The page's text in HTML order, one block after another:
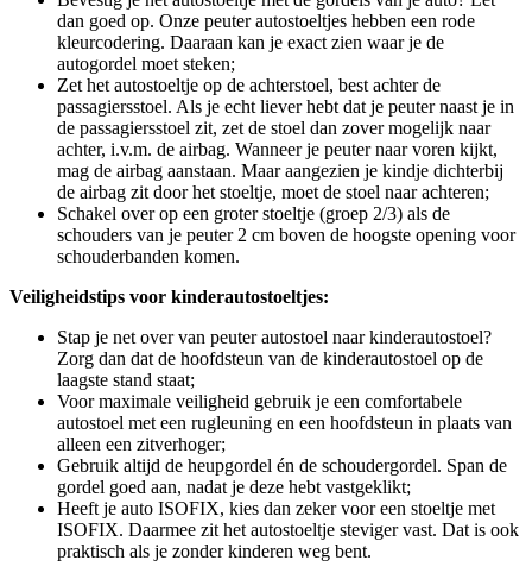
dan goed op. Onze peuter autostoeltjes hebben een rode
kleurcodering. Daaraan kan je exact zien waar je de
autogordel moet steken;
Zet het autostoeltje op de achterstoel, best achter de
passagiersstoel. Als je echt liever hebt dat je peuter naast je in
de passagiersstoel zit, zet de stoel dan zover mogelijk naar
achter, i.v.m. de airbag. Wanneer je peuter naar voren kijkt,
mag de airbag aanstaan. Maar aangezien je kindje dichterbij
de airbag zit door het stoeltje, moet de stoel naar achteren;
Schakel over op een groter stoeltje (groep 2/3) als de
schouders van je peuter 2 cm boven de hoogste opening voor
schouderbanden komen.
Veiligheidstips voor kinderautostoeltjes:
Stap je net over van peuter autostoel naar kinderautostoel?
Zorg dan dat de hoofdsteun van de kinderautostoel op de
laagste stand staat;
Voor maximale veiligheid gebruik je een comfortabele
autostoel met een rugleuning en een hoofdsteun in plaats van
alleen een zitverhoger;
Gebruik altijd de heupgordel én de schoudergordel. Span de
gordel goed aan, nadat je deze hebt vastgeklikt;
Heeft je auto ISOFIX, kies dan zeker voor een stoeltje met
ISOFIX. Daarmee zit het autostoeltje steviger vast. Dat is ook
praktisch als je zonder kinderen weg bent.